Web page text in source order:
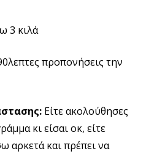
αντιστάσεις:
επανάληψη να βγαίνει πάντα
τρία σετ των 12